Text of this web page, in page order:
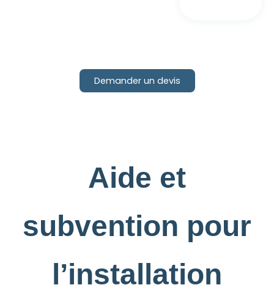
Demander un devis
Aide et
subvention pour
l’installation